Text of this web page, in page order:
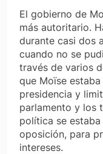
El gobierno de
más autoritario.
durante casi dos
cuando no se
través de varios
que Moïse
presidencia y
parlamento y los
política se
oposición, para
intereses.